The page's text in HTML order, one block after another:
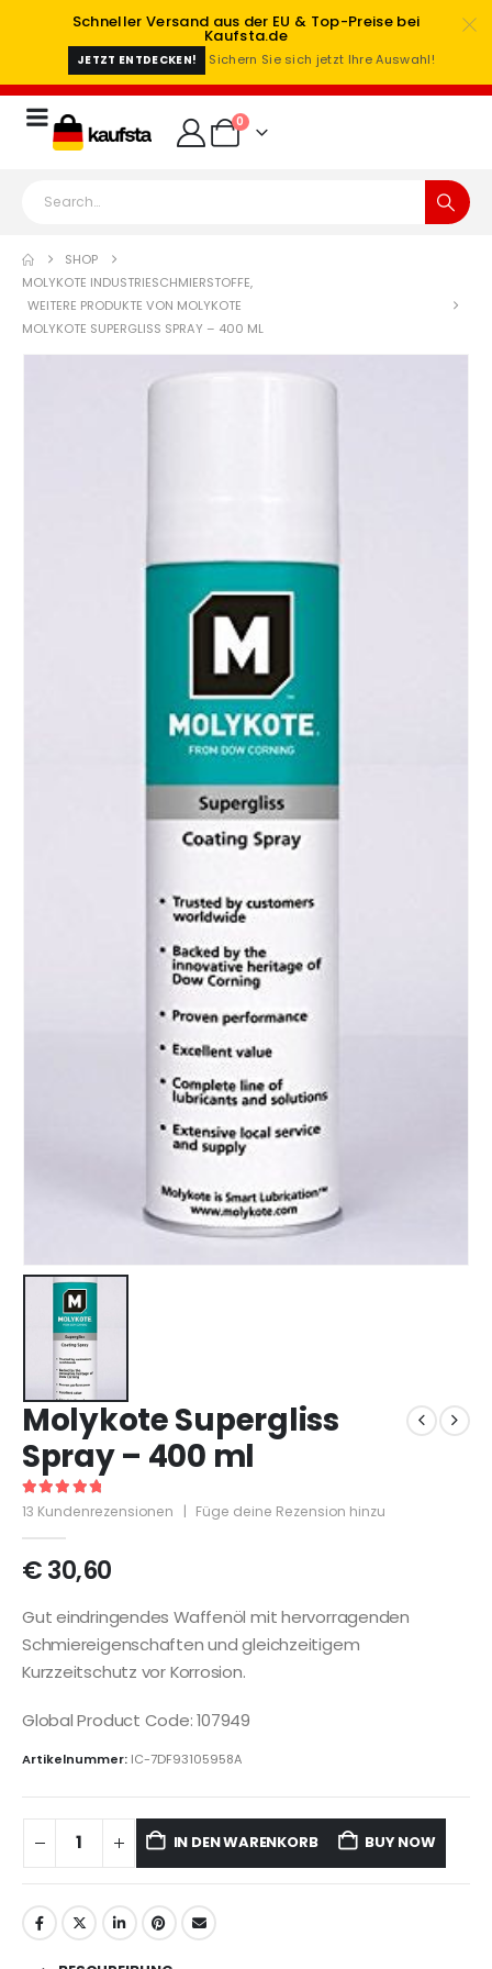
Schneller Versand aus der EU & Top-Preise bei
Kaufsta.de
JETZT ENTDECKEN! Sichern Sie sich jetzt Ihre Auswahl!
0
SHOP
MOLYKOTE INDUSTRIESCHMIERSTOFFE,
WEITERE PRODUKTE VON MOLYKOTE
MOLYKOTE SUPERGLISS SPRAY – 400 ML
Molykote Supergliss
Spray – 400 ml
5out of 5
13 Kundenrezensionen | Füge deine Rezension hinzu
€30,60
Gut eindringendes Waffenöl mit hervorragenden
Schmiereigenschaften und gleichzeitigem
Kurzzeitschutz vor Korrosion.
Global Product Code: 107949
Artikelnummer: IC-7DF93105958A
IN DEN WARENKORB BUY NOW